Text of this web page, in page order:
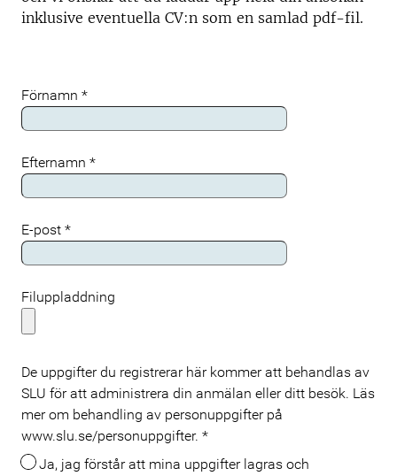
inklusive eventuella CV:n som en samlad pdf-fil.
Förnamn *
Efternamn *
E-post *
Filuppladdning
De uppgifter du registrerar här kommer att behandlas av
SLU för att administrera din anmälan eller ditt besök. Läs
mer om behandling av personuppgifter på
www.slu.se/personuppgifter. *
Ja, jag förstår att mina uppgifter lagras och